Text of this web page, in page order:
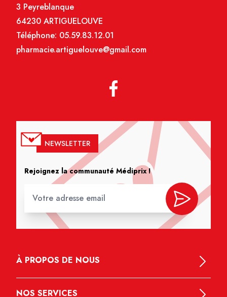
3 Peyreblanque
64230 ARTIGUELOUVE
Téléphone: 05.59.83.12.01
pharmacie.artiguelouve@gmail.com
NEWSLETTER
Rejoignez la communauté Médiprix !
À PROPOS DE NOUS
NOS SERVICES